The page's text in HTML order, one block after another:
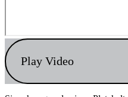
Play Video